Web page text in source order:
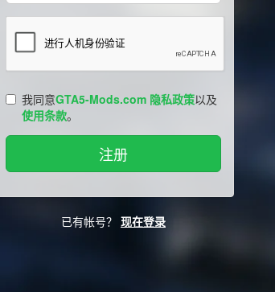
我同意GTA5-Mods.com 隐私政策以及
使用条款。
已有帐号？ 现在登录